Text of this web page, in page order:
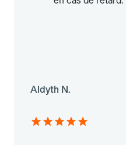
Aldyth N.